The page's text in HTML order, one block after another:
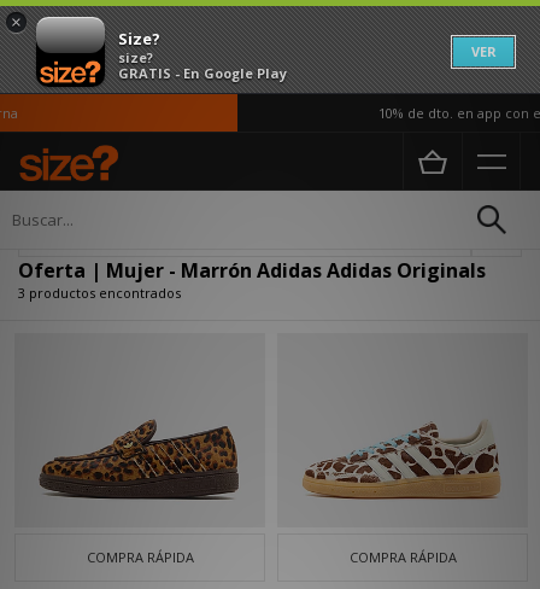
×
Size?
size?
GRATIS - En Google Play
VER
10% de dto. en app con
Página principal
Oferta | Mujer - Marrón Adidas Adidas Originals
3 productos encontrados
COMPRA RÁPIDA COMPRA RÁPIDA